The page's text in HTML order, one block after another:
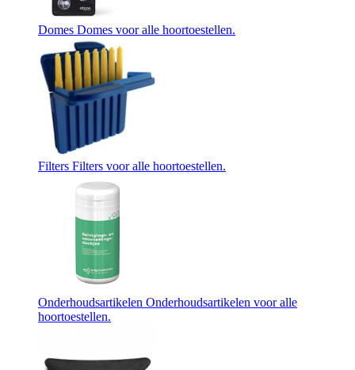
Domes Domes voor alle hoortoestellen.
Filters Filters voor alle hoortoestellen.
Onderhoudsartikelen Onderhoudsartikelen voor alle
hoortoestellen.